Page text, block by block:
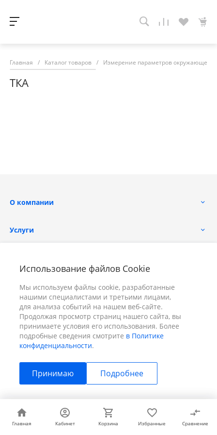
Использование файлов Cookie
Мы используем файлы cookie, разработанные
нашими специалистами и третьими лицами,
для анализа событий на нашем веб-сайте.
Продолжая просмотр страниц нашего сайта, вы
принимаете условия его использования. Более
подробные сведения смотрите в Политике
конфиденциальности.
Принимаю Подробнее
Главная Кабинет Корзина Избранные Сравнение
Главная Кабинет Корзина Избранные Сравнение
Главная / Каталог товаров / Измерение параметров окружающей
ТКА
О компании
Услуги
+7 (391) 298-00-11 Заказать звонок
г. Красноярск, пер. Телевизорный 9 "А" ООО "ПРИЗМ"
© 2026 ПРИЗМ, Все права защищены